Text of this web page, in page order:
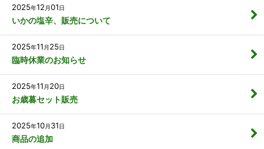
2025年12 月01日
いかの塩辛、販売について
2025年11 月 25日
臨時休業のお知らせ
2025年11 月 20日
お歳暮セット販売
2025年10月 31日
商品の追加